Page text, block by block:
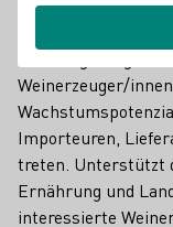
07.-09.11.2024
Die Hong Kong
Weinerzeuger/
Importeuren,
treten. Unterstützt
Ernährung und
interessierte